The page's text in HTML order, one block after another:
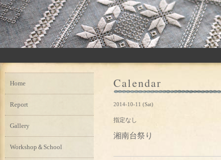
Calendar
2014-10-11 (Sat)
指定なし
湘南台祭り
Home
Report
Gallery
Workshop＆School